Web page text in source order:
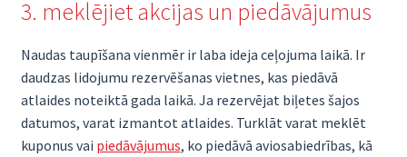
3. meklējiet akcijas un piedāvājumus
Naudas taupīšana vienmēr ir laba ideja ceļojuma laikā. Ir
daudzas lidojumu rezervēšanas vietnes, kas piedāvā
atlaides noteiktā gada laikā. Ja rezervējat biļetes šajos
datumos, varat izmantot atlaides. Turklāt varat meklēt
kuponus vai piedāvājumus, ko piedāvā aviosabiedrības, kā